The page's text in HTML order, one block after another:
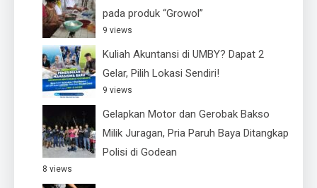
pada produk “Growol”
9 views
Kuliah Akuntansi di UMBY? Dapat 2
Gelar, Pilih Lokasi Sendiri!
9 views
Gelapkan Motor dan Gerobak Bakso
Milik Juragan, Pria Paruh Baya Ditangkap
Polisi di Godean
8 views